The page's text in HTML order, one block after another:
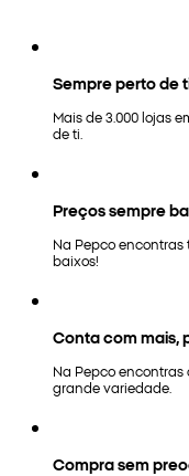
Sempre perto de
Mais de 3.000 lojas
de ti.
Preços sempre
Na Pepco
baixos!
Conta com mais,
Na Pepco
grande variedade.
Compra sem